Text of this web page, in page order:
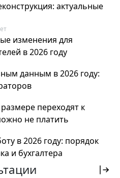
актуальные
изменения для
в 2026 году
данным в 2026 году:
переходят к
не платить
в 2026 году: порядок
и бухгалтера